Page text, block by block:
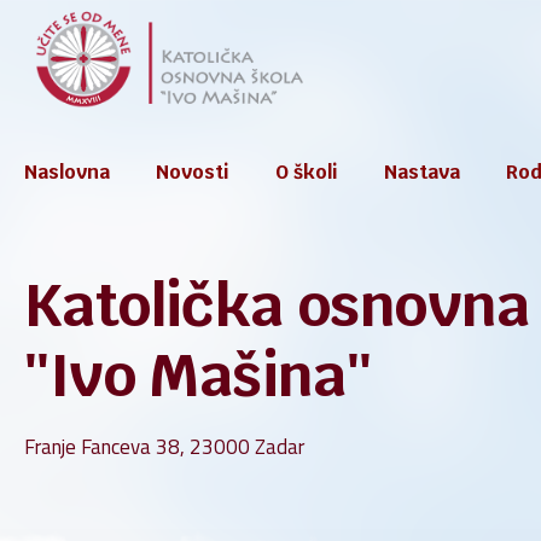
content
Naslovna Novosti O školi Nastava
Katolička
''Ivo Mašina''
Franje Fanceva 38, 23000 Zadar